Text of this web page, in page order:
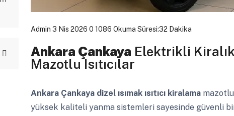
Admin 3 Nis 2026 0 1086 Okuma Süresi:32 Dakika
Ankara Çankaya Elektrikli Kiralık
Mazotlu Isıtıcılar
Ankara Çankaya dizel ısımak ısıtıcı kiralama mazotlu
yüksek kaliteli yanma sistemleri sayesinde güvenli